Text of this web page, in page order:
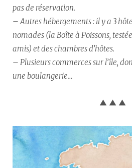
pas de réservation.
– Autres hébergements : il y a 3
nomades (la Boîte à Poissons,
amis) et des chambres d’hôtes.
– Plusieurs commerces sur l’île,
une boulangerie…
▲ ▲ ▲